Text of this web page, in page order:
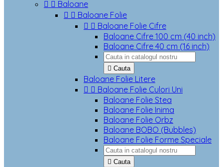
  Baloane
  Baloane Folie
  Baloane Folie Cifre
Baloane Cifre 100 cm (40 inch)
Baloane Cifre 40 cm (16 inch)
 Cauta
Baloane Folie Litere
  Baloane Folie Culori Uni
Baloane Folie Stea
Baloane Folie Inima
Baloane Folie Orbz
Baloane BOBO (Bubbles)
Baloane Folie Forme Speciale
 Cauta